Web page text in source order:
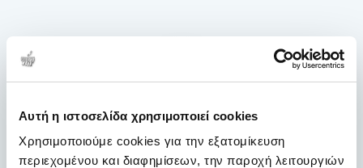
Αυτή η ιστοσελίδα χρησιμοποιεί cookies
Χρησιμοποιούμε cookies για την εξατομίκευση
περιεχομένου και διαφημίσεων, την παροχή λειτουργιών